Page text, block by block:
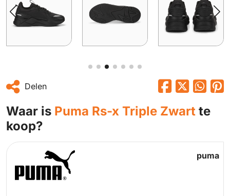
Delen
Waar is Puma Rs-x Triple Zwart te
koop?
puma